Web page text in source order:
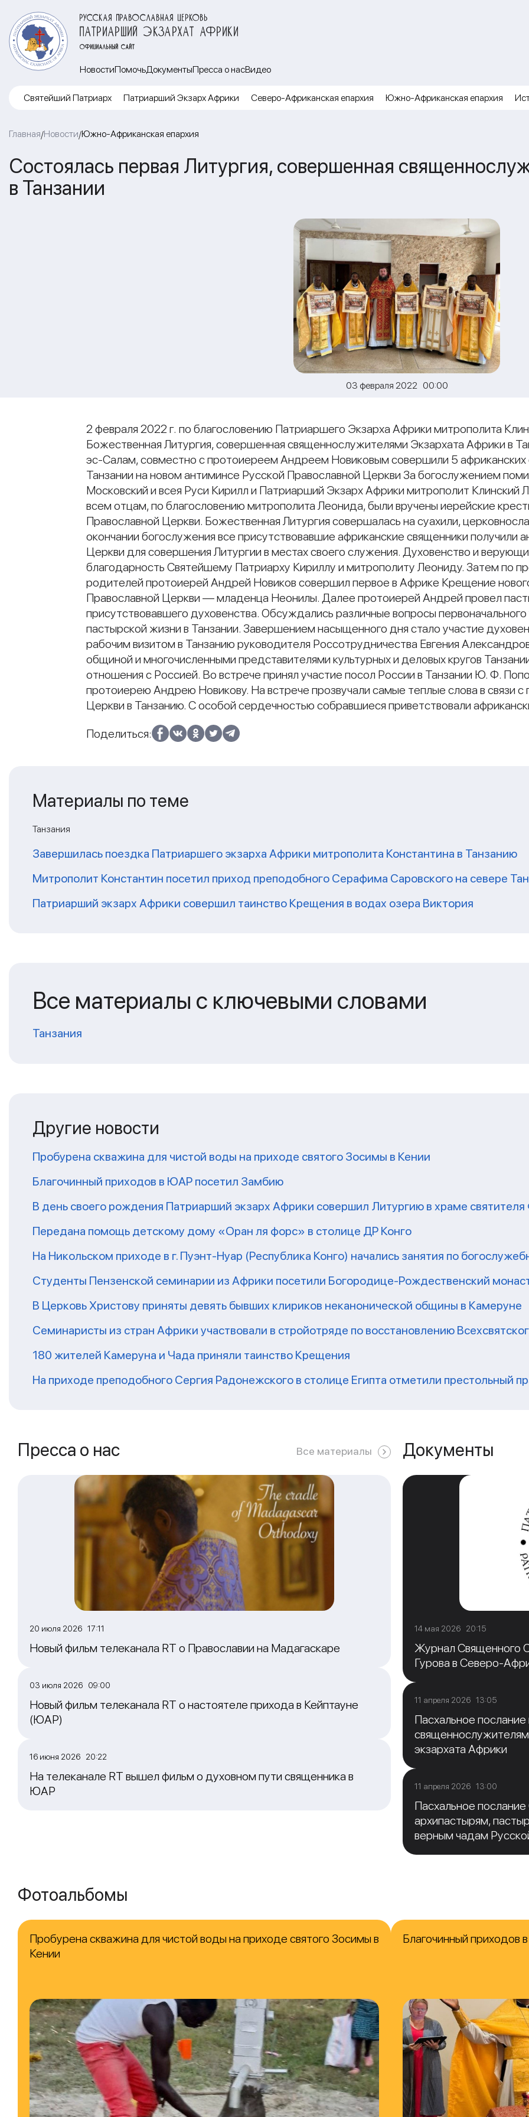
РУССКАЯ ПРАВОСЛАВНАЯ ЦЕРКОВЬ
ПАТРИАРШИЙ ЭКЗАРХАТ АФРИКИ
ОФИЦИАЛЬНЫЙ САЙТ
НовостиПомочьДокументыПресса о насВидео
Cвятейший Патриарх Патриарший Экзарх Африки Северо-Африканская епархия Южно-Африканская епархия
Главная/Новости/Южно-Африканская епархия
Состоялась первая Литургия, совершенная
в Танзании
03 февраля 2022 00:00
2 февраля 2022 г. по благословению Патриаршего Экзарха Африки митрополита
Божественная Литургия, совершенная священнослужителями Экзархата Африки в
эс-Салам, совместно с протоиереем Андреем Новиковым совершили 5 африканских
Танзании на новом антиминсе Русской Православной Церкви За богослужением
Московский и всея Руси Кирилл и Патриарший Экзарх Африки митрополит
всем отцам, по благословению митрополита Леонида, были вручены иерейские
Православной Церкви. Божественная Литургия совершалась на суахили,
окончании богослужения все присутствовавшие африканские священники получили
Церкви для совершения Литургии в местах своего служения. Духовенство и
благодарность Святейшему Патриарху Кириллу и митрополиту Леониду. Затем по
родителей протоиерей Андрей Новиков совершил первое в Африке Крещение
Православной Церкви — младенца Неонилы. Далее протоиерей Андрей провел
присутствовавшего духовенства. Обсуждались различные вопросы
пастырской жизни в Танзании. Завершением насыщенного дня стало участие
рабочим визитом в Танзанию руководителя Россотрудничества Евгения
общиной и многочисленными представителями культурных и деловых кругов
отношения с Россией. Во встрече принял участие посол России в Танзании Ю. Ф.
протоиерею Андрею Новикову. На встрече прозвучали самые теплые слова в связи
Церкви в Танзанию. С особой сердечностью собравшиеся приветствовали
Поделиться:
Материалы по теме
Танзания
Завершилась поездка Патриаршего экзарха Африки митрополита Константина в Танзанию
Митрополит Константин посетил приход преподобного Серафима Саровского на севере
Патриарший экзарх Африки совершил таинство Крещения в водах озера Виктория
Все материалы с ключевыми словами
Танзания
Другие новости
Пробурена скважина для чистой воды на приходе святого Зосимы в Кении
Благочинный приходов в ЮАР посетил Замбию
В день своего рождения Патриарший экзарх Африки совершил Литургию в храме
Передана помощь детскому дому «Оран ля форс» в столице ДР Конго
На Никольском приходе в г. Пуэнт-Нуар (Республика Конго) начались занятия по
Студенты Пензенской семинарии из Африки посетили Богородице-Рождественский
В Церковь Христову приняты девять бывших клириков неканонической общины в Камеруне
Семинаристы из стран Африки участвовали в стройотряде по восстановлению
180 жителей Камеруна и Чада приняли таинство Крещения
На приходе преподобного Сергия Радонежского в столице Египта отметили престольный
Пресса о нас Все материалы
20 июля 2026 17:11
Новый фильм телеканала RT о Православии на Мадагаскаре
03 июля 2026 09:00
Новый фильм телеканала RT о настоятеле прихода в Кейптауне
(ЮАР)
16 июня 2026 20:22
На телеканале RT вышел фильм о духовном пути священника в
ЮАР
Документы
14 мая 2026 20:15
Журнал Священного
Гурова в Северо-
11 апреля 2026 13:05
Пасхальное
экзархата Африки
11 апреля 2026 13:00
Пасхальное
архипастырям,
верным чадам
Фотоальбомы
Пробурена скважина для чистой воды на приходе святого Зосимы в
Кении
Благочинный